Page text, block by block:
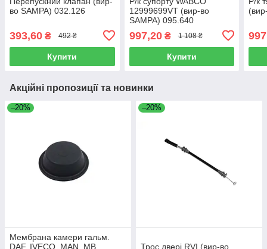
во SAMPA) 032.126
393,60 ₴ 492 ₴
Купити
12999699VT (вир-во
SAMPA) 095.640
997,20₴ 1 108 ₴
Купити
Акційні пропозиції та новинки
–20%
Мембрана камери гальм.
DAF, IVECO, MAN, MB,
–20%
Трос двері RVI (вир-во